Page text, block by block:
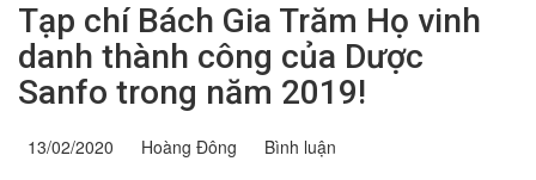
Tạp chí Bách Gia Trăm Họ vinh
danh thành công của Dược
Sanfo trong năm 2019!
13/02/2020 Hoàng Đông Bình luận